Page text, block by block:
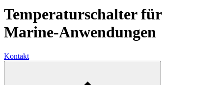
Temperaturschalter für
Marine-Anwendungen
Kontakt